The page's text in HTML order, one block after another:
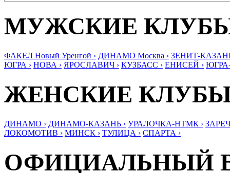
МУЖСКИЕ
ФАКЕЛ Новый Уренгой › ДИНАМО Москва › ЗЕНИТ-
ЮГРА › НОВА › ЯРОСЛАВИЧ › КУЗБАСС › ЕНИСЕЙ ›
ЖЕНСКИЕ
ДИНАМО › ДИНАМО-КАЗАНЬ › УРАЛОЧКА-НТМК ›
ЛОКОМОТИВ › МИНСК › ТУЛИЦА › СПАРТА ›
ОФИЦИАЛЬНЫЙ